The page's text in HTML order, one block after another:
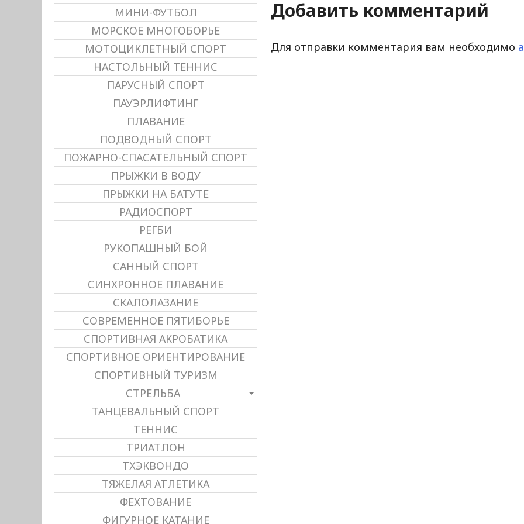
Добавить комментарий
Для отправки комментария вам необходимо
МИНИ-ФУТБОЛ
МОРСКОЕ МНОГОБОРЬЕ
МОТОЦИКЛЕТНЫЙ СПОРТ
НАСТОЛЬНЫЙ ТЕННИС
ПАРУСНЫЙ СПОРТ
ПАУЭРЛИФТИНГ
ПЛАВАНИЕ
ПОДВОДНЫЙ СПОРТ
ПОЖАРНО-СПАСАТЕЛЬНЫЙ СПОРТ
ПРЫЖКИ В ВОДУ
ПРЫЖКИ НА БАТУТЕ
РАДИОСПОРТ
РЕГБИ
РУКОПАШНЫЙ БОЙ
САННЫЙ СПОРТ
СИНХРОННОЕ ПЛАВАНИЕ
СКАЛОЛАЗАНИЕ
СОВРЕМЕННОЕ ПЯТИБОРЬЕ
СПОРТИВНАЯ АКРОБАТИКА
СПОРТИВНОЕ ОРИЕНТИРОВАНИЕ
СПОРТИВНЫЙ ТУРИЗМ
СТРЕЛЬБА
ТАНЦЕВАЛЬНЫЙ СПОРТ
ТЕННИС
ТРИАТЛОН
ТХЭКВОНДО
ТЯЖЕЛАЯ АТЛЕТИКА
ФЕХТОВАНИЕ
ФИГУРНОЕ КАТАНИЕ